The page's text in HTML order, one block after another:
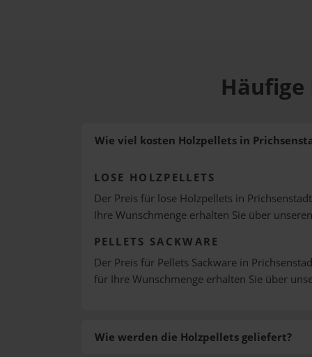
Häufige
Wie viel kosten Holzpellets in
LOSE HOLZPELLETS
Der Preis für lose Holzpellets in
Ihre Wunschmenge erhalten Sie über unseren
PELLETS SACKWARE
Der Preis für Pellets Sackware in
für Ihre Wunschmenge erhalten Sie über
Wie werden die Holzpellets geliefert?